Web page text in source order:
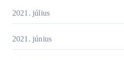
2021. július
2021. június